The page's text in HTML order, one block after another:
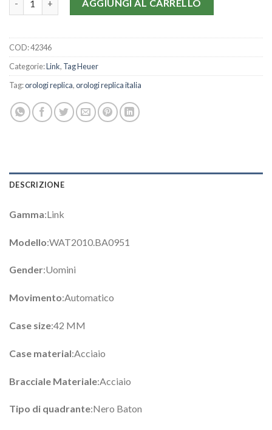
AGGIUNGI AL CARRELLO
COD:42346
Categorie:Link, Tag Heuer
Tag:orologi replica,orologi replica italia
DESCRIZIONE
Gamma:Link
Modello:WAT2010.BA0951
Gender:Uomini
Movimento:Automatico
Case size:42 MM
Case material:Acciaio
Bracciale Materiale:Acciaio
Tipo di quadrante:Nero Baton